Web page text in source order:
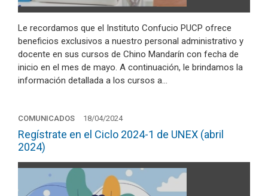
Le recordamos que el Instituto Confucio PUCP ofrece
beneficios exclusivos a nuestro personal administrativo y
docente en sus cursos de Chino Mandarín con fecha de
inicio en el mes de mayo. A continuación, le brindamos la
información detallada a los cursos a…
COMUNICADOS 18/04/2024
Regístrate en el Ciclo 2024-1 de UNEX (abril
2024)